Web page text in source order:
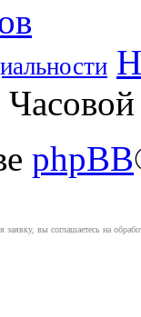
phpBB
заявку, вы соглашаетесь на